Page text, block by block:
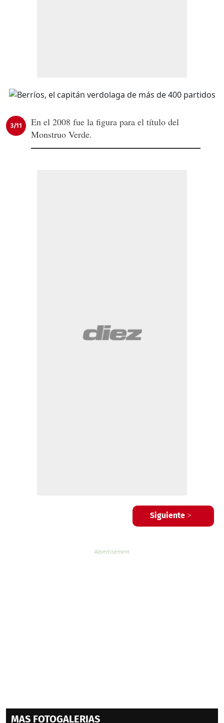
3/11
En el 2008 fue la figura para el título del
Monstruo Verde.
Siguiente >
MAS FOTOGALERIAS